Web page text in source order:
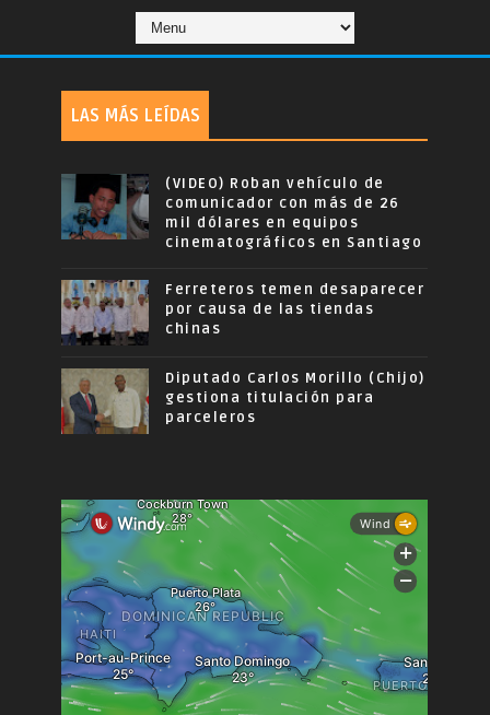
LAS MÁS LEÍDAS
(VIDEO) Roban vehículo de
comunicador con más de 26
mil dólares en equipos
cinematográficos en Santiago
Ferreteros temen desaparecer
por causa de las tiendas
chinas
Diputado Carlos Morillo (Chijo)
gestiona titulación para
parceleros